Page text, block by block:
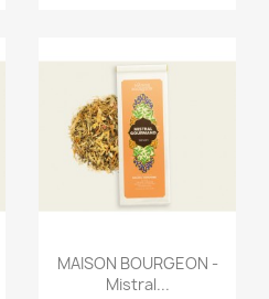
Aperçu rapide
MAISON BOURGEON -
Mistral...